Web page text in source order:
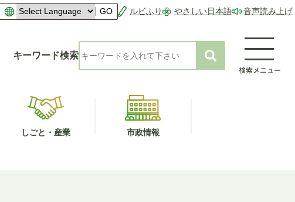
GO ルビふり やさしい日本語 音声読み上げ
キーワード検索
しごと・産業 市政情報